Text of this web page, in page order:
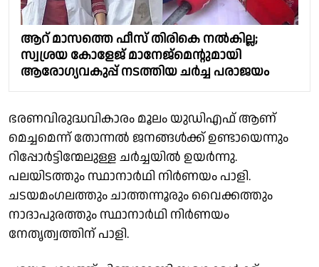
ആറ് മാസത്തെ ഫീസ് തിരികെ നൽകില്ല;
സ്വശ്രയ കോളേജ് മാനേജ്മെൻ്റുമായി
ആരോഗ്യവകുപ്പ് നടത്തിയ ചർച്ച പരാജയം
ഭരണവിരുദ്ധവികാരം മൂലം യുഡിഎഫ് ആണ്
മെച്ചമെന്ന് തോന്നൽ ജനങ്ങൾക്ക് ഉണ്ടായെന്നും
റിപ്പോർട്ടിന്മേലുള്ള ചർച്ചയിൽ ഉയർന്നു.
പലയിടത്തും സ്ഥാനാർഥി നിർണയം പാളി.
ചടയമംഗലത്തും ചാത്തന്നൂരും വൈക്കത്തും
നാദാപുരത്തും സ്ഥാനാർഥി നിർണയം
നേതൃത്വത്തിന് പാളി.